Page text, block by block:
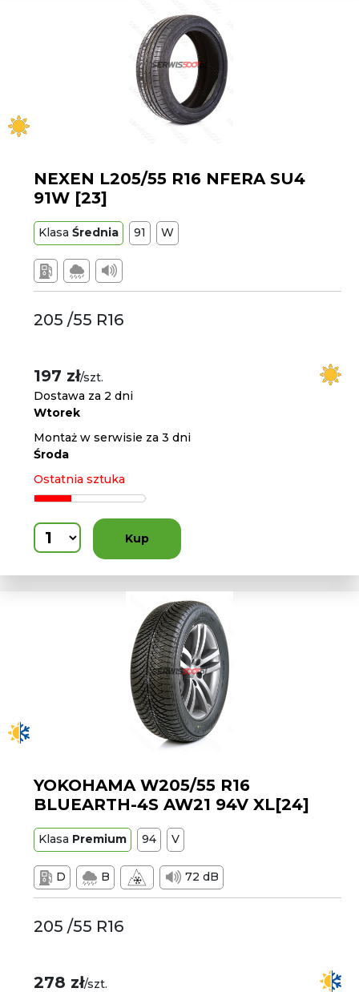
NEXEN L205/55 R16 NFERA SU4
91W [23]
KlasaŚrednia 91 W
205 /55 R16
197 zł/szt.
Dostawa za 2 dni
Wtorek
Montaż w serwisie za 3 dni
Środa
Ostatnia sztuka
Kup
YOKOHAMA W205/55 R16
BLUEARTH-4S AW21 94V XL[24]
Klasa Premium 94 V
D B 72 dB
205 /55 R16
278 zł/szt.